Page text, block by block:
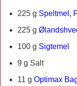
225 g Speltmel,
225 g
100 g Sigtemel
9 g Salt
11 g Optimax